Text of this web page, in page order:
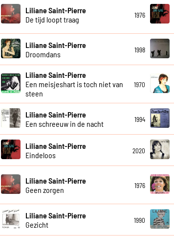
Liliane Saint-Pierre
De tijd loopt traag
1976
Liliane Saint-Pierre
Droomdans
1998
Liliane Saint-Pierre
Een meisjeshart is toch niet van
steen
1970
Liliane Saint-Pierre
Een schreeuw in de nacht
1994
Liliane Saint-Pierre
Eindeloos
2020
Liliane Saint-Pierre
Geen zorgen
1976
Liliane Saint-Pierre
Gezicht
1990